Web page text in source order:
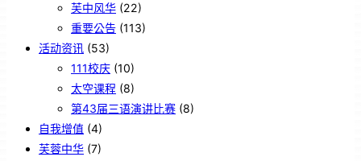
芙中风华 (22)
重要公告 (113)
活动资讯 (53)
111校庆 (10)
太空课程 (8)
第43届三语演讲比赛 (8)
自我增值 (4)
芙蓉中华 (7)